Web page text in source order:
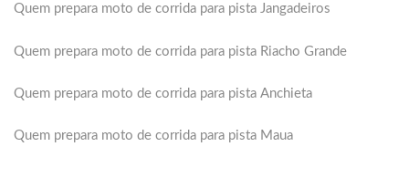
Quem prepara moto de corrida para pista Jangadeiros
Quem prepara moto de corrida para pista Riacho Grande
Quem prepara moto de corrida para pista Anchieta
Quem prepara moto de corrida para pista Maua